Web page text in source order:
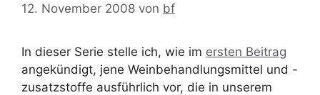
12. November 2008 von bf
In dieser Serie stelle ich, wie im ersten Beitrag
angekündigt, jene Weinbehandlungsmittel und -
zusatzstoffe ausführlich vor, die in unserem